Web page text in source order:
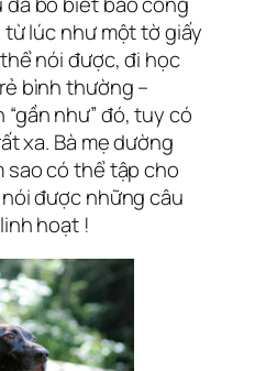
lúc như một tờ giấy
nói được, đi học
bình thường –
như” đó, tuy có
xa. Bà mẹ dường
sao có thể tập cho
được những câu
hoạt !